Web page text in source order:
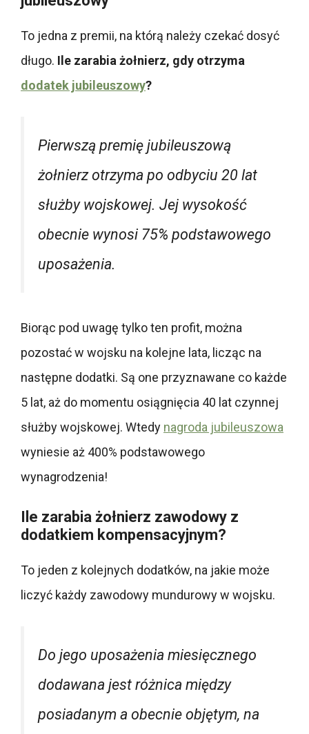
To jedna z premii, na którą należy czekać dosyć
długo. Ile zarabia żołnierz, gdy otrzyma
dodatek jubileuszowy?
Pierwszą premię jubileuszową
żołnierz otrzyma po odbyciu 20 lat
służby wojskowej. Jej wysokość
obecnie wynosi 75% podstawowego
uposażenia.
Biorąc pod uwagę tylko ten profit, można
pozostać w wojsku na kolejne lata, licząc na
następne dodatki. Są one przyznawane co każde
5 lat, aż do momentu osiągnięcia 40 lat czynnej
służby wojskowej. Wtedy nagroda jubileuszowa
wyniesie aż 400% podstawowego
wynagrodzenia!
Ile zarabia żołnierz zawodowy z
dodatkiem kompensacyjnym?
To jeden z kolejnych dodatków, na jakie może
liczyć każdy zawodowy mundurowy w wojsku.
Do jego uposażenia miesięcznego
dodawana jest różnica między
posiadanym a obecnie objętym, na